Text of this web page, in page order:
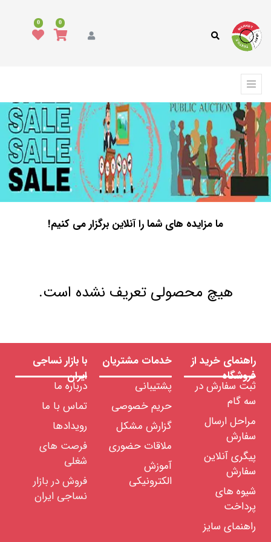
0
0
ما مزایده های شما را آنلاین برگزار می کنیم!
هیچ محصولی تعریف نشده است.
راهنمای خرید از
فروشگاه
ثبت سفارش در
سه گام
مراحل ارسال
سفارش
پیگری آنلاین
سفارش
شیوه های
پرداخت
راهنمای سایز
خدمات مشتریان
پشتیبانی
حریم خصوصی
گزارش مشکل
ملاقات حضوری
آموزش
الکترونیکی
با بازار نساجی
ایران
درباره ما
تماس با ما
رویدادها
فرصت های
شغلی
فروش در بازار
نساجی ایران